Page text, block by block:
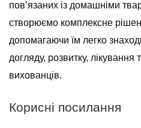
пов’язаних із домашніми
створюємо комплексне
допомагаючи їм легко
догляду, розвитку,
вихованців.
Корисні посилання